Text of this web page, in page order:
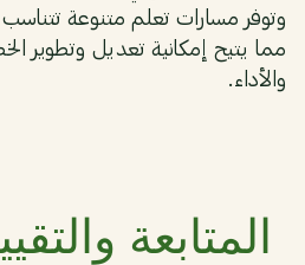
وتوفر مسارات تعلم متنوعة تتناسب
مما يتيح إمكانية تعديل وتطوير
والأداء.
المتابعة